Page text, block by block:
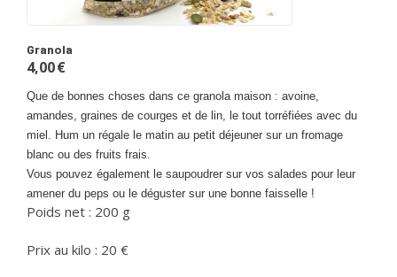
Granola
4,00€
Que de bonnes choses dans ce granola maison : avoine,
amandes, graines de courges et de lin, le tout torréfiées avec du
miel. Hum un régale le matin au petit déjeuner sur un fromage
blanc ou des fruits frais.
Vous pouvez également le saupoudrer sur vos salades pour leur
amener du peps ou le déguster sur une bonne faisselle !
Poids net : 200 g
Prix au kilo : 20 €